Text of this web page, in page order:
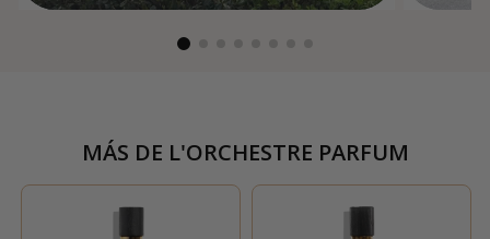
MÁS DE L'ORCHESTRE PARFUM